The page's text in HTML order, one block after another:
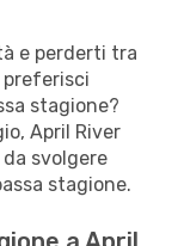
e perderti tra
preferisci
stagione?
April River
svolgere
stagione.